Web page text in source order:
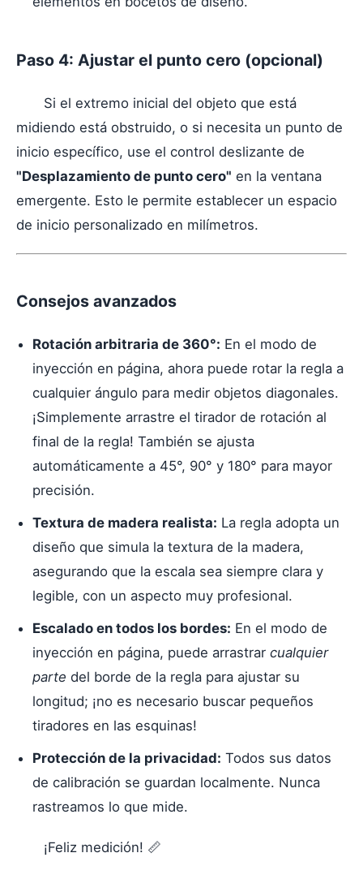
Paso 4: Ajustar el punto cero (opcional)
Si el extremo inicial del objeto que está
midiendo está obstruido, o si necesita un punto de
inicio específico, use el control deslizante de
"Desplazamiento de punto cero" en la ventana
emergente. Esto le permite establecer un espacio
de inicio personalizado en milímetros.
Consejos avanzados
Rotación arbitraria de 360°: En el modo de
inyección en página, ahora puede rotar la regla a
cualquier ángulo para medir objetos diagonales.
¡Simplemente arrastre el tirador de rotación al
final de la regla! También se ajusta
automáticamente a 45°, 90° y 180° para mayor
precisión.
Textura de madera realista: La regla adopta un
diseño que simula la textura de la madera,
asegurando que la escala sea siempre clara y
legible, con un aspecto muy profesional.
Escalado en todos los bordes: En el modo de
inyección en página, puede arrastrar cualquier
parte del borde de la regla para ajustar su
longitud; ¡no es necesario buscar pequeños
tiradores en las esquinas!
Protección de la privacidad: Todos sus datos
de calibración se guardan localmente. Nunca
rastreamos lo que mide.
¡Feliz medición! 📏